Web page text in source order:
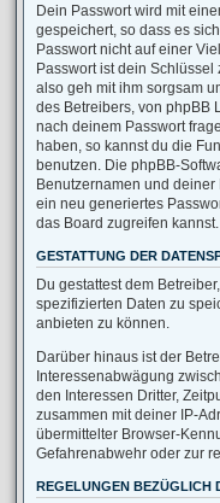
Dein Passwort wird mit
gespeichert, so dass es
Passwort nicht auf einer
Passwort ist dein
also geh mit ihm sorgsam
des Betreibers, von phpBB
nach deinem Passwort
haben, so kannst du die
benutzen. Die phpBB-
Benutzernamen und
ein neu generiertes
das Board zugreifen kannst.
GESTATTUNG DER
Du gestattest dem
spezifizierten Daten zu
anbieten zu können.
Darüber hinaus ist der
Interessenabwägung
den Interessen Dritter,
zusammen mit deiner IP-
übermittelter Browser-
Gefahrenabwehr oder zur
REGELUNGEN BEZÜGLICH